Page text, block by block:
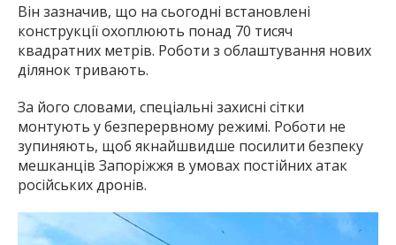
Він зазначив, що на сьогодні встановлені
конструкції охоплюють понад 70 тисяч
квадратних метрів. Роботи з облаштування нових
ділянок тривають.
За його словами, спеціальні захисні сітки
монтують у безперервному режимі. Роботи не
зупиняють, щоб якнайшвидше посилити безпеку
мешканців Запоріжжя в умовах постійних атак
російських дронів.